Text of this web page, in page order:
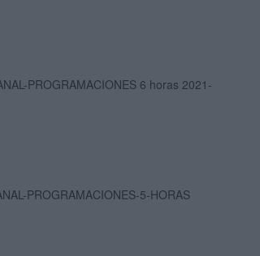
PROGRAMACIONES 6 horas 2021-
PROGRAMACIONES-5-HORAS